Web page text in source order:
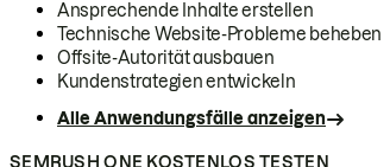
Ansprechende Inhalte erstellen
Technische Website-Probleme beheben
Offsite-Autorität ausbauen
Kundenstrategien entwickeln
Alle Anwendungsfälle anzeigen
SEMRUSH ONE KOSTENLOS TESTEN